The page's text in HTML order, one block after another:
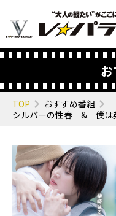
TOP
おすすめ番組
シルバーの性春 & 僕は